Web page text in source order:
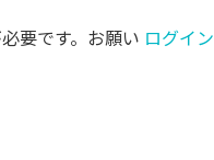
要です。お願い ログイン